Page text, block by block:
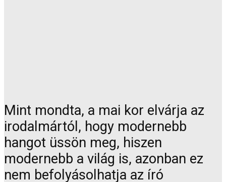
Mint mondta, a mai kor elvárja az
irodalmártól, hogy modernebb
hangot üssön meg, hiszen
modernebb a világ is, azonban ez
nem befolyásolhatja az író